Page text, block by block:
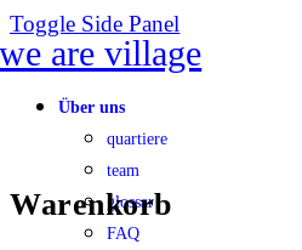
Toggle Side Panel
Über uns
quartiere
team
glossar
FAQ
Warenkorb